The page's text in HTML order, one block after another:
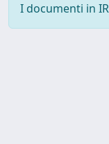
I documenti in